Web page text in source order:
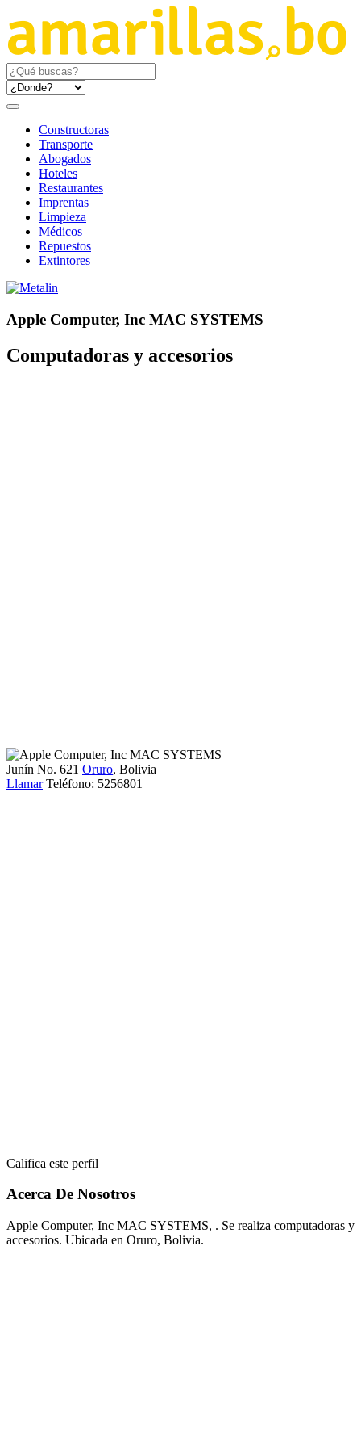
Constructoras
Transporte
Abogados
Hoteles
Restaurantes
Imprentas
Limpieza
Médicos
Repuestos
Extintores
Apple Computer, Inc MAC SYSTEMS
Computadoras y accesorios
Junín No. 621 Oruro, Bolivia
Llamar Teléfono: 5256801
Califica este perfil
Acerca De Nosotros
Apple Computer, Inc MAC SYSTEMS, . Se realiza computadoras y
accesorios. Ubicada en Oruro, Bolivia.